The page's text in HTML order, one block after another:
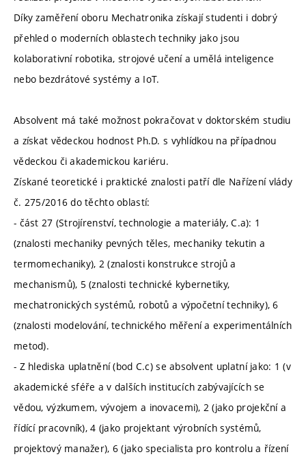
Díky zaměření oboru Mechatronika získají studenti i dobrý
přehled o moderních oblastech techniky jako jsou
kolaborativní robotika, strojové učení a umělá inteligence
nebo bezdrátové systémy a IoT.
Absolvent má také možnost pokračovat v doktorském studiu
a získat vědeckou hodnost Ph.D. s vyhlídkou na případnou
vědeckou či akademickou kariéru.
Získané teoretické i praktické znalosti patří dle Nařízení vlády
č. 275/2016 do těchto oblastí:
- část 27 (Strojírenství, technologie a materiály, C.a): 1
(znalosti mechaniky pevných těles, mechaniky tekutin a
termomechaniky), 2 (znalosti konstrukce strojů a
mechanismů), 5 (znalosti technické kybernetiky,
mechatronických systémů, robotů a výpočetní techniky), 6
(znalosti modelování, technického měření a experimentálních
metod).
- Z hlediska uplatnění (bod C.c) se absolvent uplatní jako: 1 (v
akademické sféře a v dalších institucích zabývajících se
vědou, výzkumem, vývojem a inovacemi), 2 (jako projekční a
řídící pracovník), 4 (jako projektant výrobních systémů,
projektový manažer), 6 (jako specialista pro kontrolu a řízení